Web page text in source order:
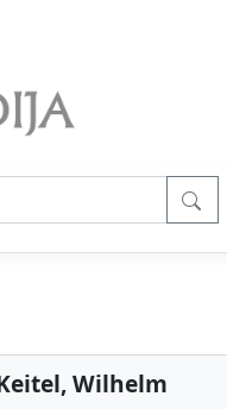
Wilhelm